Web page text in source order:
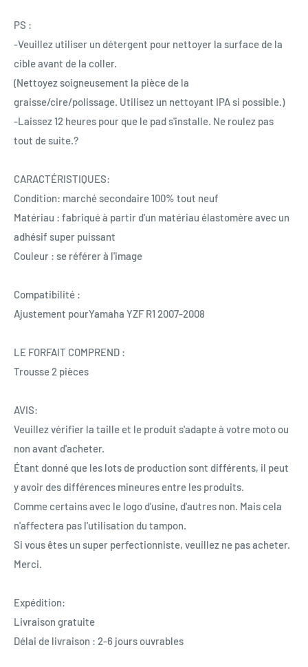
PS :
-Veuillez utiliser un détergent pour nettoyer la surface de la
cible avant de la coller.
(Nettoyez soigneusement la pièce de la
graisse/cire/polissage. Utilisez un nettoyant IPA si possible.)
-Laissez 12 heures pour que le pad s'installe. Ne roulez pas
tout de suite.?
CARACTÉRISTIQUES:
Condition: marché secondaire 100% tout neuf
Matériau : fabriqué à partir d'un matériau élastomère avec un
adhésif super puissant
Couleur : se référer à l'image
Compatibilité :
Ajustement pourYamaha YZF R1 2007-2008
LE FORFAIT COMPREND :
Trousse 2 pièces
AVIS:
Veuillez vérifier la taille et le produit s'adapte à votre moto ou
non avant d'acheter.
Étant donné que les lots de production sont différents, il peut
y avoir des différences mineures entre les produits.
Comme certains avec le logo d'usine, d'autres non. Mais cela
n'affectera pas l'utilisation du tampon.
Si vous êtes un super perfectionniste, veuillez ne pas acheter.
Merci.
Expédition:
Livraison gratuite
Délai de livraison : 2-6 jours ouvrables